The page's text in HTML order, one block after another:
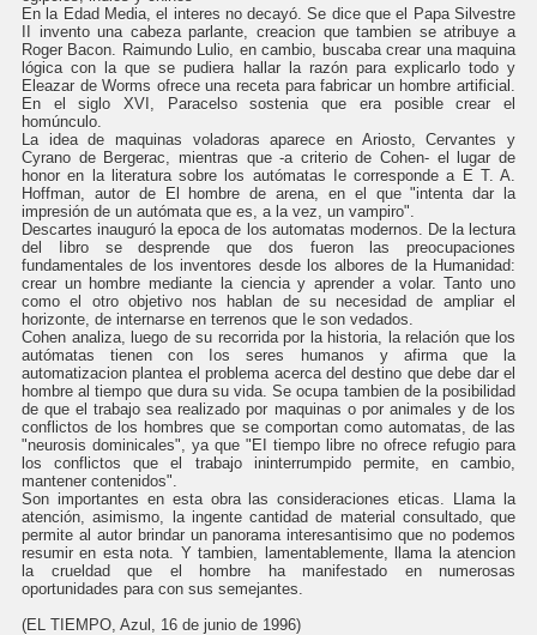
En la Edad Media, el interes no decayó. Se dice que el Papa Silvestre
II invento una cabeza parlante, creacion que tambien se atribuye a
Roger Bacon. Raimundo Lulio, en cambio, buscaba crear una maquina
lógica con la que se pudiera hallar la razón para explicarlo todo y
Eleazar de Worms ofrece una receta para fabricar un hombre artificial.
En el siglo XVI, Paracelso sostenia que era posible crear el
homúnculo.
La idea de maquinas voladoras aparece en Ariosto, Cervantes y
Cyrano de Bergerac, mientras que -a criterio de Cohen- el lugar de
honor en la literatura sobre los autómatas Ie corresponde a E T. A.
Hoffman, autor de El hombre de arena, en el que "intenta dar la
impresión de un autómata que es, a la vez, un vampiro".
Descartes inauguró la epoca de los automatas modernos. De la lectura
del Iibro se desprende que dos fueron las preocupaciones
fundamentales de los inventores desde los albores de la Humanidad:
crear un hombre mediante la ciencia y aprender a volar. Tanto uno
como el otro objetivo nos hablan de su necesidad de ampliar el
horizonte, de internarse en terrenos que Ie son vedados.
Cohen analiza, luego de su recorrida por la historia, la relación que los
autómatas tienen con Ios seres humanos y afirma que la
automatizacion plantea el problema acerca del destino que debe dar el
hombre al tiempo que dura su vida. Se ocupa tambien de la posibilidad
de que el trabajo sea realizado por maquinas o por animales y de los
conflictos de los hombres que se comportan como automatas, de las
"neurosis dominicales", ya que "EI tiempo libre no ofrece refugio para
los conflictos que el trabajo ininterrumpido permite, en cambio,
mantener contenidos".
Son importantes en esta obra las consideraciones eticas. Llama la
atención, asimismo, la ingente cantidad de material consultado, que
permite al autor brindar un panorama interesantisimo que no podemos
resumir en esta nota. Y tambien, lamentablemente, llama la atencion
la crueldad que el hombre ha manifestado en numerosas
oportunidades para con sus semejantes.
(EL TIEMPO, Azul, 16 de junio de 1996)